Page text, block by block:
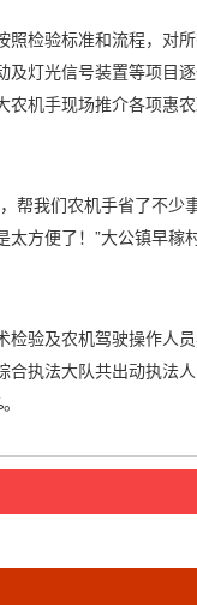
照检验标准和流程，对
灯光信号装置等项目
农机手现场推介各项惠
帮我们农机手省了不少
方便了！”大公镇早稼
检验及农机驾驶操作人
执法大队共出动执法